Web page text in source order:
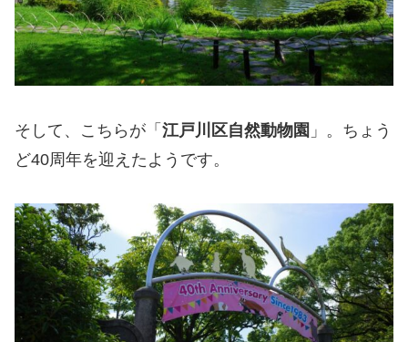
そして、こちらが「 江戸川区自然動物園 」。ちょう
ど40周年を迎えたようです。